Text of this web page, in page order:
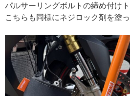
パルサーリングボルトの締め付け
こちらも同様にネジロック剤を塗っ